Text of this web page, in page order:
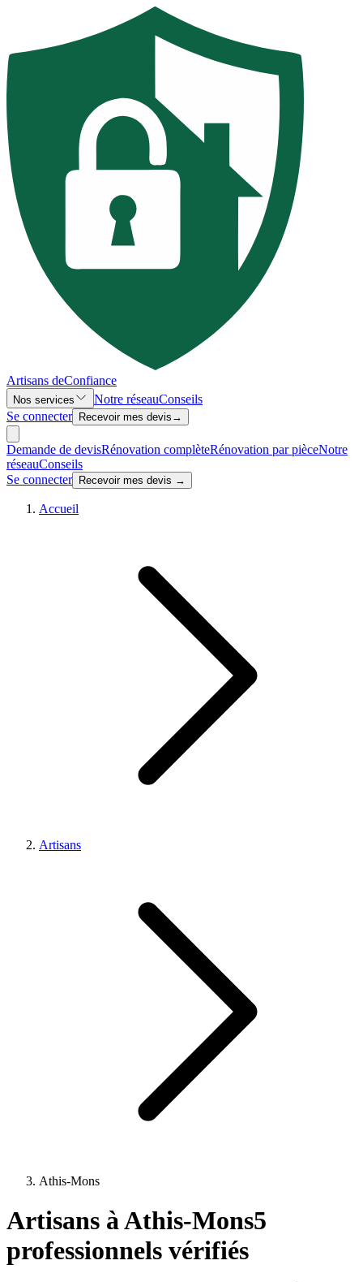
Artisans deConfiance
Nos services Notre réseauConseils
Se connecter
Recevoir mes devis →
Demande de devisRénovation complèteRénovation par pièceNotre
réseauConseils
Se connecter
Recevoir mes devis →
Accueil
Artisans
Athis-Mons
Artisans àAthis-Mons5
professionnels vérifiés